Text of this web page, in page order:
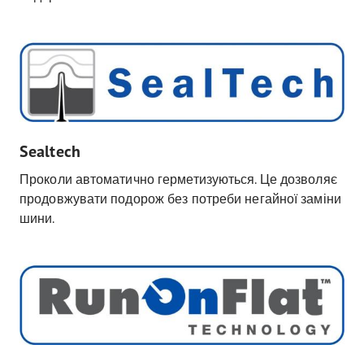
Sealtech
Проколи автоматично герметизуються. Це дозволяє
продовжувати подорож без потреби негайної заміни
шини.